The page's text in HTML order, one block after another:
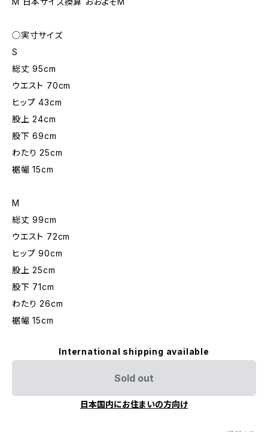
◯実寸サイズ
S
総丈 95cm
ウエスト 70cm
ヒップ 43cm
股上 24cm
股下 69cm
わたり 25cm
裾幅 15cm
M
総丈 99cm
ウエスト 72cm
ヒップ 90cm
股上 25cm
股下 71cm
わたり 26cm
裾幅 15cm
International shipping available
Sold out
日本国内にお住まいの方向け